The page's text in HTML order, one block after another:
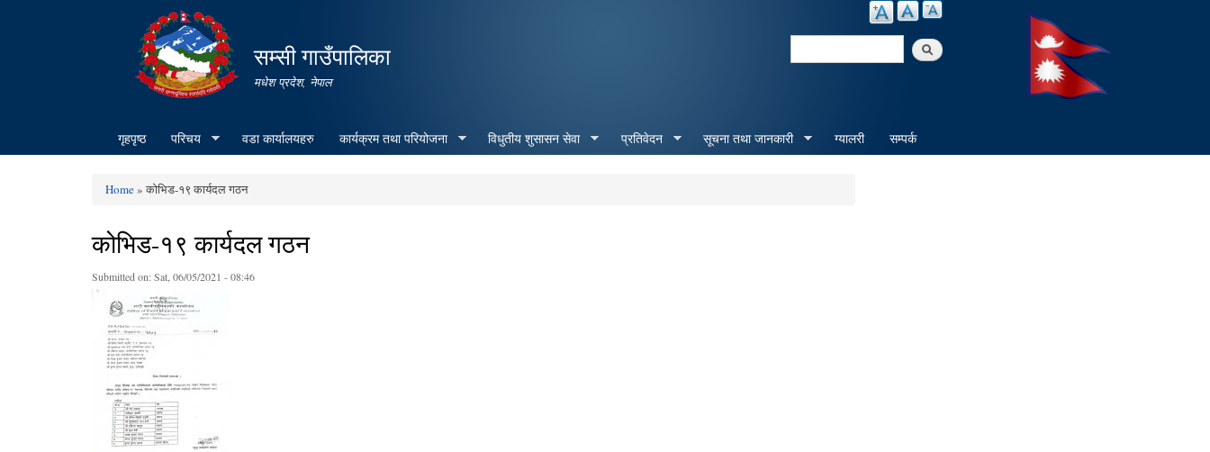
सम्सी गाउँपालिका
मधेश प्रदेश, नेपाल
Search
गृहपृष्ठ परिचय वडा कार्यालयहरु कार्यक्रम तथा परियोजना विधुतीय शुसासन सेवा प्रतिवेदन सूचना तथा जानकारी ग्यालरी सम्पर्क
Home» कोभिड-१९ कार्यदल गठन
कोभिड-१९ कार्यदल गठन
Submitted on:Sat, 06/05/2021 - 08:46